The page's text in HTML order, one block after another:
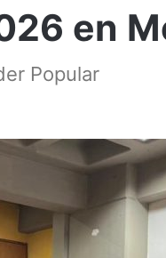
en
Popular